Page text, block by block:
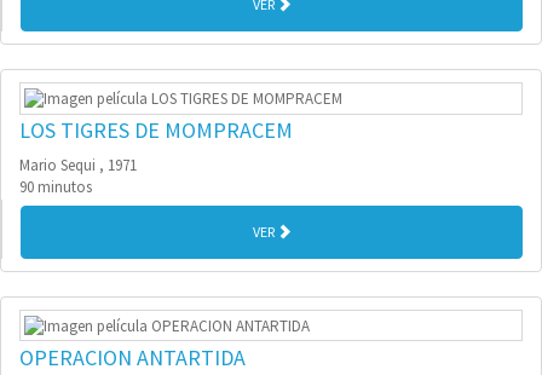
VER
LOS TIGRES DE MOMPRACEM
Mario Sequi , 1971
90 minutos
VER
OPERACION ANTARTIDA